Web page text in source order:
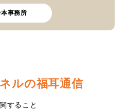
事務所
ルの福耳通信
すること